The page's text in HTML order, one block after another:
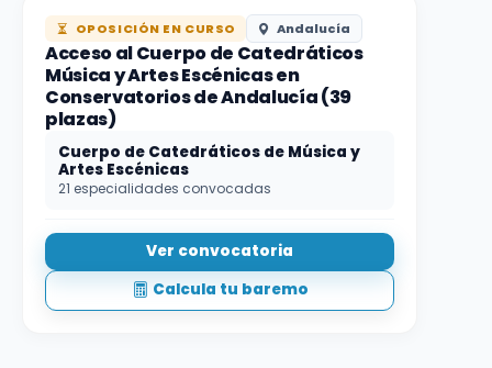
OPOSICIÓN EN CURSO Andalucía
Acceso al Cuerpo de Catedráticos
Música y Artes Escénicas en
Conservatorios de Andalucía (39
plazas)
Cuerpo de Catedráticos de Música y
Artes Escénicas
21 especialidades convocadas
Ver convocatoria
Calcula tu baremo